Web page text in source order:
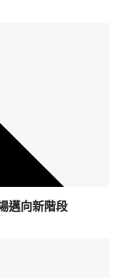
邁向新階段